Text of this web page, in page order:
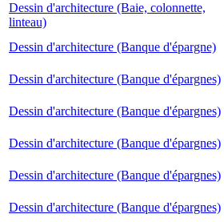
Dessin d'architecture (Baie, colonnette,
linteau)
Dessin d'architecture (Banque d'épargne)
Dessin d'architecture (Banque d'épargnes)
Dessin d'architecture (Banque d'épargnes)
Dessin d'architecture (Banque d'épargnes)
Dessin d'architecture (Banque d'épargnes)
Dessin d'architecture (Banque d'épargnes)